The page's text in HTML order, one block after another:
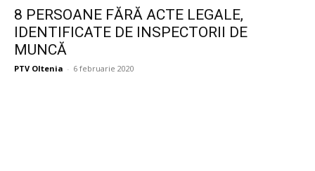
8 PERSOANE FĂRĂ ACTE LEGALE,
IDENTIFICATE DE INSPECTORII DE
MUNCĂ
PTV Oltenia - 6 februarie 2020